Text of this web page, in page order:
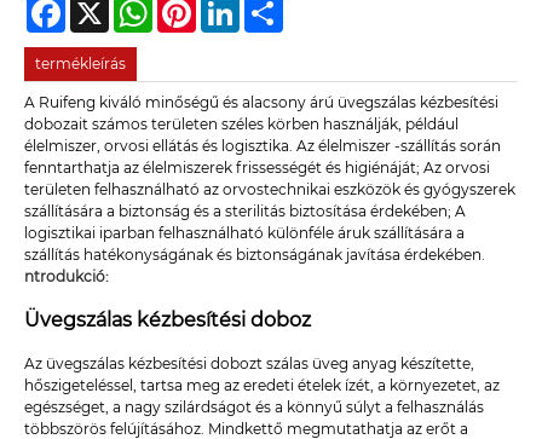
termékleírás
A Ruifeng kiváló minőségű és alacsony árú üvegszálas kézbesítési
dobozait számos területen széles körben használják, például
élelmiszer, orvosi ellátás és logisztika. Az élelmiszer -szállítás során
fenntarthatja az élelmiszerek frissességét és higiénáját; Az orvosi
területen felhasználható az orvostechnikai eszközök és gyógyszerek
szállítására a biztonság és a sterilitás biztosítása érdekében; A
logisztikai iparban felhasználható különféle áruk szállítására a
szállítás hatékonyságának és biztonságának javítása érdekében.
ntrodukció:
Üvegszálas kézbesítési doboz
Az üvegszálas kézbesítési dobozt szálas üveg anyag készítette,
hőszigeteléssel, tartsa meg az eredeti ételek ízét, a környezetet, az
egészséget, a nagy szilárdságot és a könnyű súlyt a felhasználás
többszörös felújításához. Mindkettő megmutathatja az erőt a